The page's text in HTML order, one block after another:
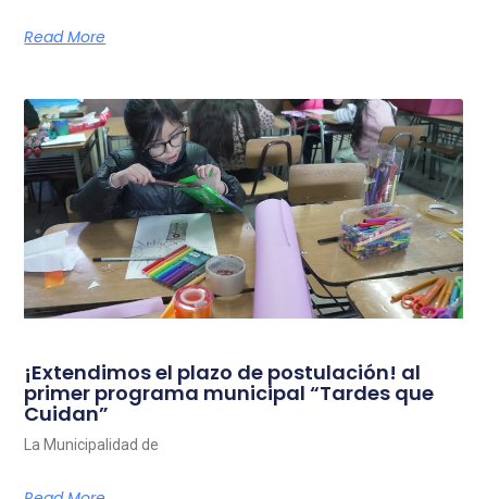
Read More
¡Extendimos el plazo de postulación! al
primer programa municipal “Tardes que
Cuidan”
La Municipalidad de